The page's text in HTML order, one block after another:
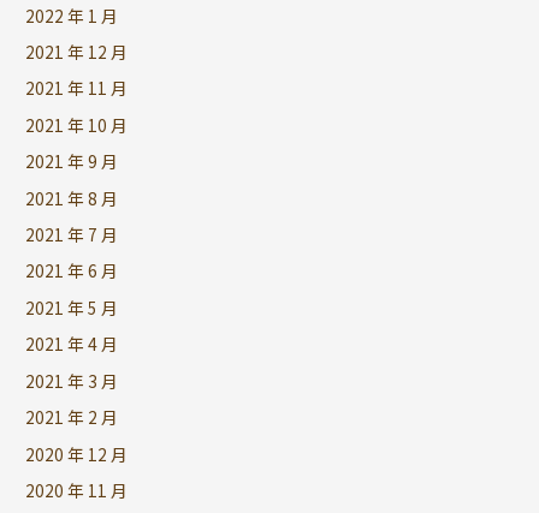
2022 年 1 月
2021 年 12 月
2021 年 11 月
2021 年 10 月
2021 年 9 月
2021 年 8 月
2021 年 7 月
2021 年 6 月
2021 年 5 月
2021 年 4 月
2021 年 3 月
2021 年 2 月
2020 年 12 月
2020 年 11 月